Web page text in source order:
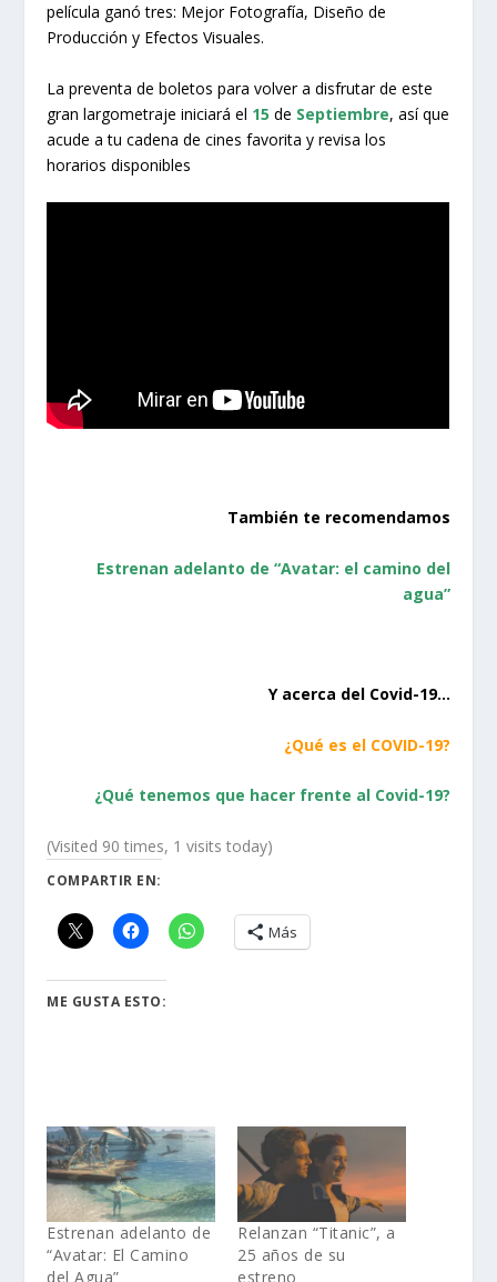
película ganó tres: Mejor Fotografía, Diseño de
Producción y Efectos Visuales.
La preventa de boletos para volver a disfrutar de este
gran largometraje iniciará el 15 de Septiembre, así que
acude a tu cadena de cines favorita y revisa los
horarios disponibles
También te recomendamos
Estrenan adelanto de “Avatar: el camino del
agua”
Y acerca del Covid-19…
¿Qué es el COVID-19?
¿Qué tenemos que hacer frente al Covid-19?
(Visited 90 times, 1 visits today)
COMPARTIR EN:
Más
ME GUSTA ESTO:
Estrenan adelanto de
“Avatar: El Camino
del Agua”
Relanzan “Titanic”, a
25 años de su
estreno